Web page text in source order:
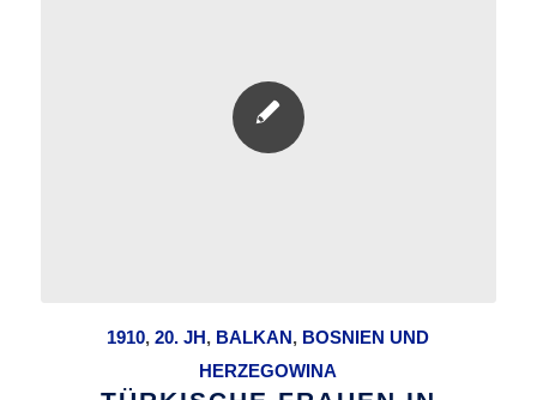
1910,20. JH, BALKAN, BOSNIEN UND
HERZEGOWINA